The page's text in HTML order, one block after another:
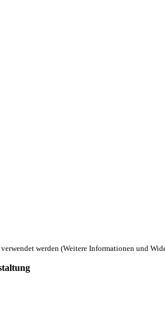
werden (Weitere Informationen und